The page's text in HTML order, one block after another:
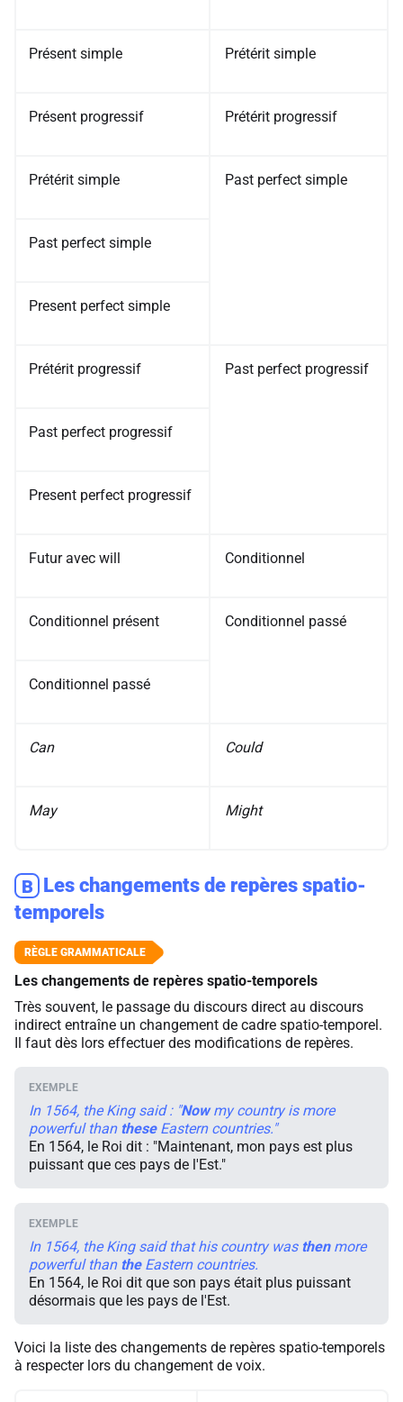
Présent simple Prétérit simple
Présent progressif Prétérit progressif
Prétérit simple Past perfect simple
Past perfect simple
Present perfect simple
Prétérit progressif Past perfect progressif
Past perfect progressif
Present perfect progressif
Futur avec will Conditionnel
Conditionnel présent Conditionnel passé
Conditionnel passé
Can Could
May Might
B Les changements de repères spatio-
temporels
Les changements de repères spatio-temporels
Très souvent, le passage du discours direct au discours
indirect entraîne un changement de cadre spatio-temporel.
Il faut dès lors effectuer des modifications de repères.
In 1564, the King said : "Nowmy country is more
powerful than theseEastern countries."
En 1564, le Roi dit : "Maintenant, mon pays est plus
puissant que ces pays de l'Est."
In 1564, the King said that his country was thenmore
powerful than theEastern countries.
En 1564, le Roi dit que son pays était plus puissant
désormais que les pays de l'Est.
Voici la liste des changements de repères spatio-temporels
à respecter lors du changement de voix.